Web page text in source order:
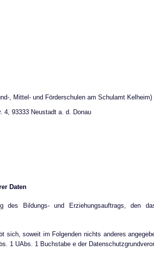
, Mittel- und Förderschulen am Schulamt Kelheim)
4, 93333 Neustadt a. d. Donau
Daten
des Bildungs- und Erziehungsauftrags, den
sich, soweit im Folgenden nichts anderes
1 UAbs. 1 Buchstabe e der